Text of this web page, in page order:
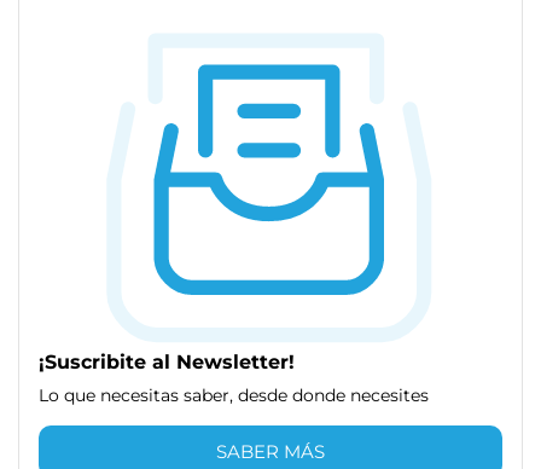
¡Suscribite al Newsletter!
Lo que necesitas saber, desde donde necesites
SABER MÁS